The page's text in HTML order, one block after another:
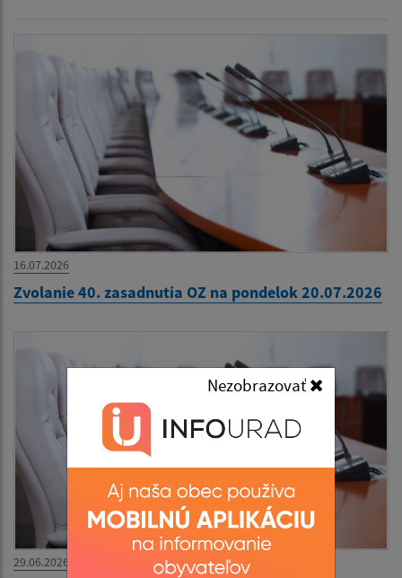
Nezobrazovať
16.07.2026
Zvolanie 40. zasadnutia OZ na pondelok 20.07.2026
29.06.2026